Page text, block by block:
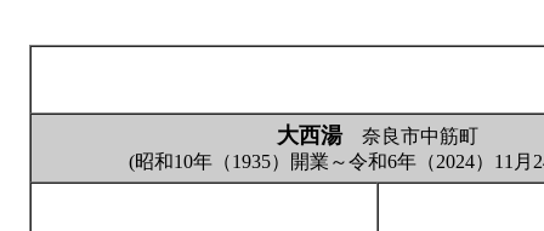
大西湯奈良市中筋町
(昭和10年（1935）開業～令和6年（2024）11月